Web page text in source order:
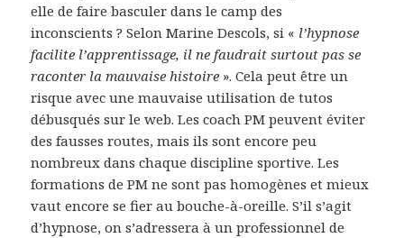
elle de faire basculer dans le camp des
inconscients ? Selon Marine Descols, si « l’hypnose
facilite l’apprentissage, il ne faudrait surtout pas se
raconter la mauvaise histoire ». Cela peut être un
risque avec une mauvaise utilisation de tutos
débusqués sur le web. Les coach PM peuvent éviter
des fausses routes, mais ils sont encore peu
nombreux dans chaque discipline sportive. Les
formations de PM ne sont pas homogènes et mieux
vaut encore se fier au bouche-à-oreille. S’il s’agit
d’hypnose, on s’adressera à un professionnel de